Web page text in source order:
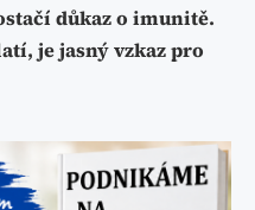
důkaz o imunitě.
je jasný vzkaz pro